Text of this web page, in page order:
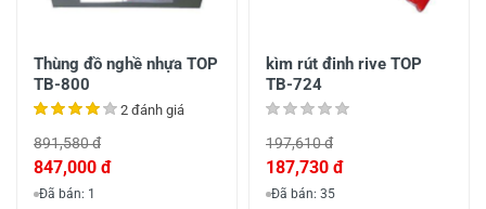
Thùng đồ nghề nhựa TOP
TB-800
2 đánh giá
891,580 đ
847,000 đ
Đã bán: 1
kìm rút đinh rive TOP
TB-724
197,610 đ
187,730 đ
Đã bán: 35